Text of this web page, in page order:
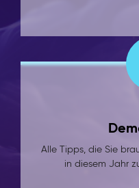
Alle Tipps, die Sie
in diesem Jahr